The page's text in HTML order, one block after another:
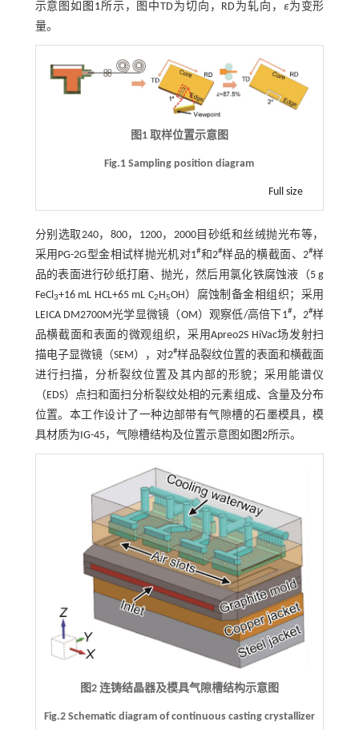
示意图如 图1所示，图中TD为切向，RD为轧向， ε为变形
量。
图1 取样位置示意图
Fig.1 Sampling position diagram
Full size
分别选取240，800，1200，2000目砂纸和丝绒抛光布等，
采用PG-2G型金相试样抛光机对1#和2#样品的横截面、2#样
品的表面进行砂纸打磨、抛光，然后用氯化铁腐蚀液（5 g
FeCl 3+16 mL HCL+65 mL C2H5OH）腐蚀制备金相组织；采用
LEICA DM2700M光学显微镜（OM）观察低/高倍下1#，2#样
品横截面和表面的微观组织，采用Apreo2S HiVac场发射扫
描电子显微镜（SEM），对2#样品裂纹位置的表面和横截面
进行扫描，分析裂纹位置及其内部的形貌；采用能谱仪
（EDS）点扫和面扫分析裂纹处相的元素组成、含量及分布
位置。本工作设计了一种边部带有气隙槽的石墨模具，模
具材质为IG-45，气隙槽结构及位置示意图如 图2所示。
图2 连铸结晶器及模具气隙槽结构示意图
Fig.2 Schematic diagram of continuous casting crystallizer